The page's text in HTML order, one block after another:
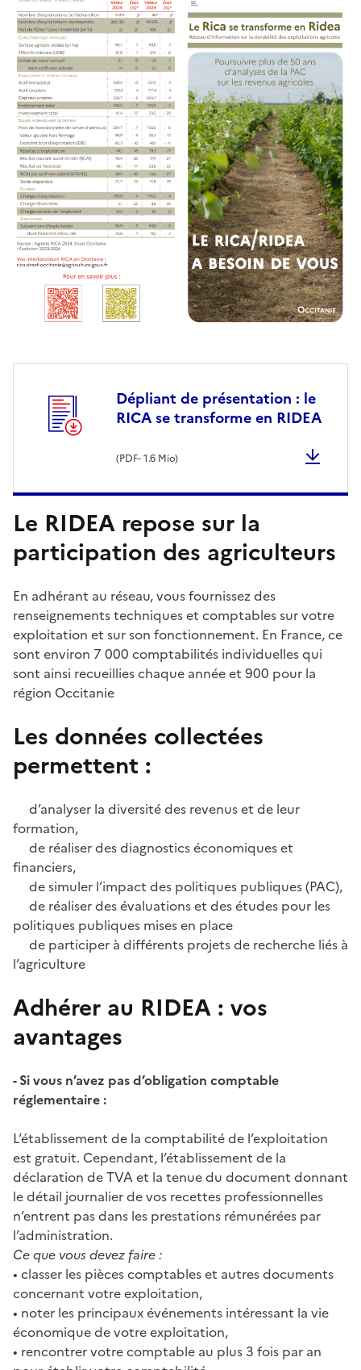
Dépliant de présentation : le
RICA se transforme en RIDEA
(PDF- 1.6 Mio)
Le RIDEA repose sur la
participation des agriculteurs
En adhérant au réseau, vous fournissez des
renseignements techniques et comptables sur votre
exploitation et sur son fonctionnement. En France, ce
sont environ 7 000 comptabilités individuelles qui
sont ainsi recueillies chaque année et 900 pour la
région Occitanie
Les données collectées
permettent :
d’analyser la diversité des revenus et de leur
formation,
de réaliser des diagnostics économiques et
financiers,
de simuler l’impact des politiques publiques (PAC),
de réaliser des évaluations et des études pour les
politiques publiques mises en place
de participer à différents projets de recherche liés à
l’agriculture
Adhérer au RIDEA : vos
avantages
- Si vous n’avez pas d’obligation comptable
réglementaire :
L’établissement de la comptabilité de l’exploitation
est gratuit. Cependant, l’établissement de la
déclaration de TVA et la tenue du document donnant
le détail journalier de vos recettes professionnelles
n’entrent pas dans les prestations rémunérées par
l’administration.
Ce que vous devez faire :
• classer les pièces comptables et autres documents
concernant votre exploitation,
• noter les principaux événements intéressant la vie
économique de votre exploitation,
• rencontrer votre comptable au plus 3 fois par an